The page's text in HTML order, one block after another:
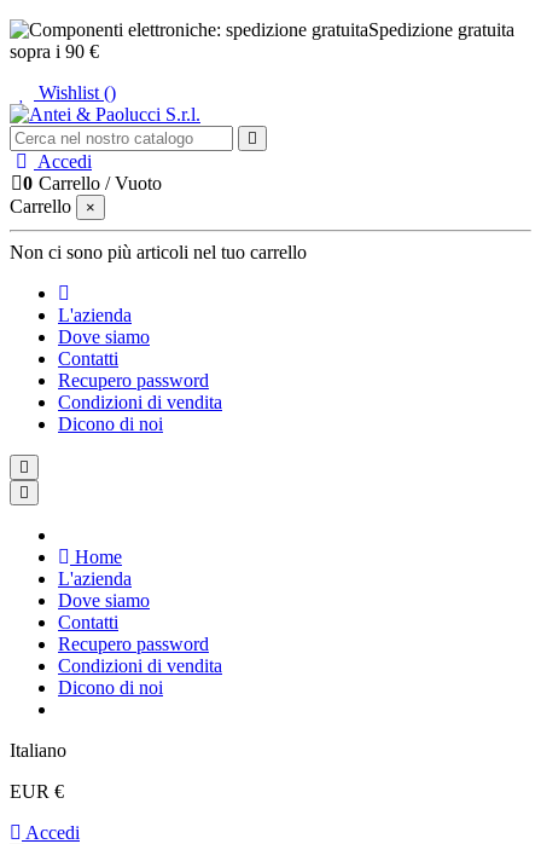
Spedizione gratuita
sopra i 90 €
Wishlist ()
Accedi
0 Carrello /Vuoto
Carrello
×
Non ci sono più articoli nel tuo carrello
L'azienda
Dove siamo
Contatti
Recupero password
Condizioni di vendita
Dicono di noi
Home
L'azienda
Dove siamo
Contatti
Recupero password
Condizioni di vendita
Dicono di noi
Italiano
EUR €
Accedi